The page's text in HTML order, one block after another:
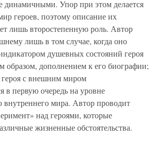
динамичными. Упор при этом делается
героев, поэтому описание их
лишь второстепенную роль. Автор
лишь в том случае, когда оно
душевных состояний героя
образом, дополнением к его биографии;
героя с внешним миром
в первую очередь на уровне
внутреннего мира. Автор проводит
над героями, которые
жизненные обстоятельства.